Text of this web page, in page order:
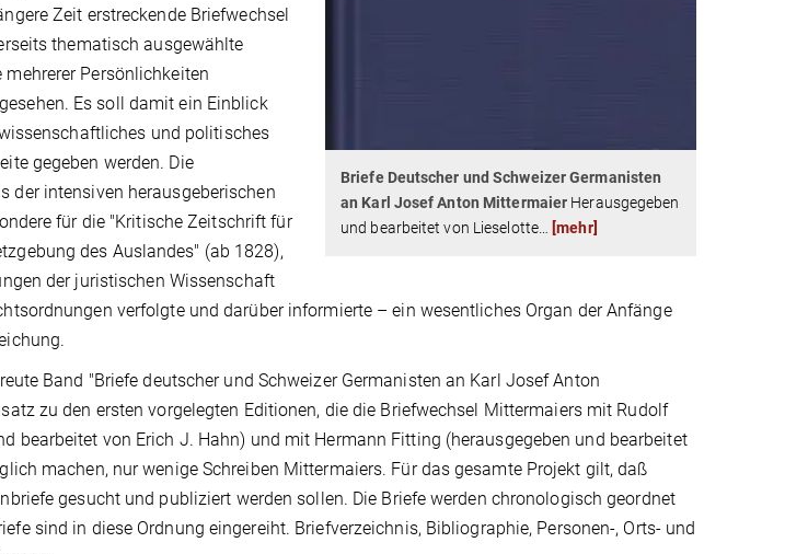
Briefe Deutscher und Schweizer Germanisten
an Karl Josef Anton Mittermaier Herausgegeben
und bearbeitet von Lieselotte… [mehr]
Zeit erstreckende Briefwechsel
thematisch ausgewählte
mehrerer Persönlichkeiten
Es soll damit ein Einblick
und politisches
gegeben werden. Die
der intensiven herausgeberischen
für die "Kritische Zeitschrift für
des Auslandes" (ab 1828),
der juristischen Wissenschaft
verfolgte und darüber informierte – ein wesentliches Organ der Anfänge
Band "Briefe deutscher und Schweizer Germanisten an Karl Josef Anton
zu den ersten vorgelegten Editionen, die die Briefwechsel Mittermaiers mit Rudolf
bearbeitet von Erich J. Hahn) und mit Hermann Fitting (herausgegeben und bearbeitet
machen, nur wenige Schreiben Mittermaiers. Für das gesamte Projekt gilt, daß
gesucht und publiziert werden sollen. Die Briefe werden chronologisch geordnet
sind in diese Ordnung eingereiht. Briefverzeichnis, Bibliographie, Personen-, Orts- und